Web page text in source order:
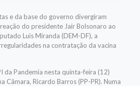
e da base do governo divergiram
do presidente Jair Bolsonaro ao
Luis Miranda (DEM-DF), a
na contratação da vacina
da Pandemia nesta quinta-feira (12)
Câmara, Ricardo Barros (PP-PR). Numa